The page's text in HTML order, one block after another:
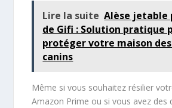
Lire la suite Alèse jetable
de Gifi : Solution pratique
protéger votre maison
canins
Même si vous souhaitez résilier
Amazon Prime ou si vous avez des